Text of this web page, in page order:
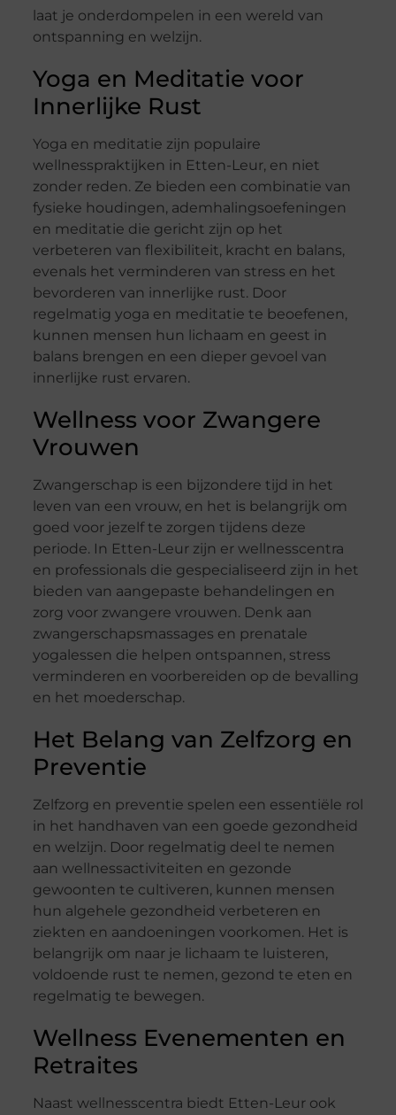
laat je onderdompelen in een wereld van
ontspanning en welzijn.
Yoga en Meditatie voor
Innerlijke Rust
Yoga en meditatie zijn populaire
wellnesspraktijken in Etten-Leur, en niet
zonder reden. Ze bieden een combinatie van
fysieke houdingen, ademhalingsoefeningen
en meditatie die gericht zijn op het
verbeteren van flexibiliteit, kracht en balans,
evenals het verminderen van stress en het
bevorderen van innerlijke rust. Door
regelmatig yoga en meditatie te beoefenen,
kunnen mensen hun lichaam en geest in
balans brengen en een dieper gevoel van
innerlijke rust ervaren.
Wellness voor Zwangere
Vrouwen
Zwangerschap is een bijzondere tijd in het
leven van een vrouw, en het is belangrijk om
goed voor jezelf te zorgen tijdens deze
periode. In Etten-Leur zijn er wellnesscentra
en professionals die gespecialiseerd zijn in het
bieden van aangepaste behandelingen en
zorg voor zwangere vrouwen. Denk aan
zwangerschapsmassages en prenatale
yogalessen die helpen ontspannen, stress
verminderen en voorbereiden op de bevalling
en het moederschap.
Het Belang van Zelfzorg en
Preventie
Zelfzorg en preventie spelen een essentiële rol
in het handhaven van een goede gezondheid
en welzijn. Door regelmatig deel te nemen
aan wellnessactiviteiten en gezonde
gewoonten te cultiveren, kunnen mensen
hun algehele gezondheid verbeteren en
ziekten en aandoeningen voorkomen. Het is
belangrijk om naar je lichaam te luisteren,
voldoende rust te nemen, gezond te eten en
regelmatig te bewegen.
Wellness Evenementen en
Retraites
Naast wellnesscentra biedt Etten-Leur ook